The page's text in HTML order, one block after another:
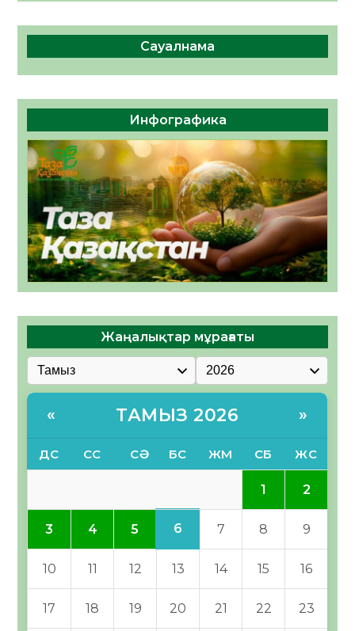
Сауалнама
Инфографика
Жаңалықтар мұрағаты
« ТАМЫЗ 2026 »
ДС СС СӘ БС ЖМ СБ ЖС
1 2
3 4 5 6 7 8 9
10 11 12 13 14 15 16
17 18 19 20 21 22 23